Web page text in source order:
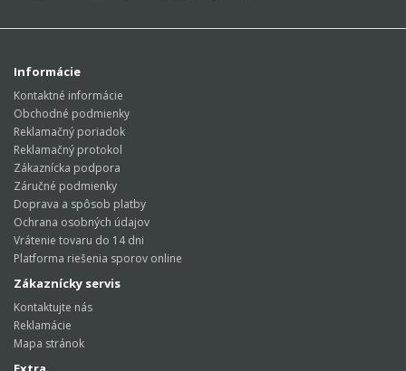
Informácie
Kontaktné informácie
Obchodné podmienky
Reklamačný poriadok
Reklamačný protokol
Zákaznícka podpora
Záručné podmienky
Doprava a spôsob platby
Ochrana osobných údajov
Vrátenie tovaru do 14 dni
Platforma riešenia sporov online
Zákaznícky servis
Kontaktujte nás
Reklamácie
Mapa stránok